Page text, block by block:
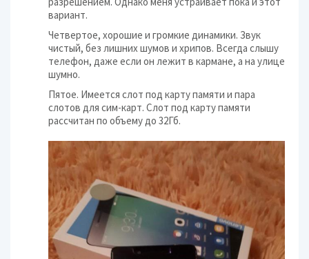
вариант.
Четвертое, хорошие и громкие динамики. Звук
чистый, без лишних шумов и хрипов. Всегда слышу
телефон, даже если он лежит в кармане, а на улице
шумно.
Пятое. Имеется слот под карту памяти и пара
слотов для сим-карт. Слот под карту памяти
рассчитан по объему до 32Гб.